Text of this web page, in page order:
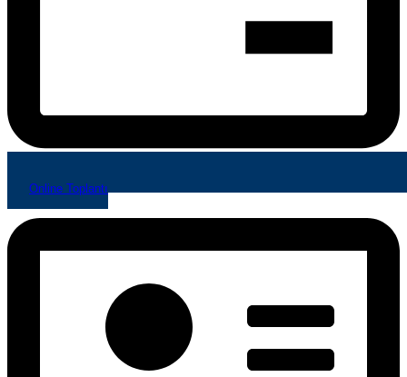
Online Toplantı